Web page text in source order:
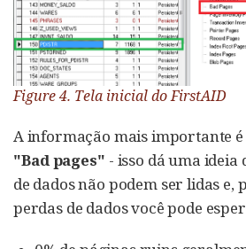
Figure 4. Tela inicial do FirstAID
A informação mais importante
"Bad pages" - isso dá uma ideia
de dados não podem ser lidas e,
perdas de dados você pode